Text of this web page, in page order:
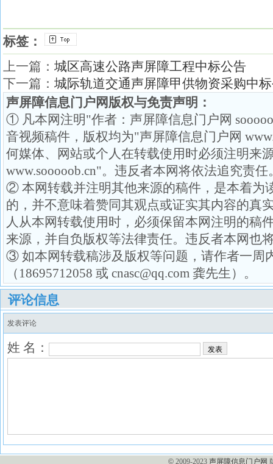
标签：
上一篇： 城区高速公路声屏障工程中标公告
下一篇： 城际轨道交通声屏障甲供物资采购中
声屏障信息门户网版权与免责声明：
① 凡本网注明"作者：声屏障信息门户网
音视频稿件，版权均为"声屏障信息门户网
何媒体、网站或个人在转载使用时必须注明来
www.sooooob.cn"。违反者本网将依法追究责任
② 本网转载并注明其他来源的稿件，是本着为
的，并不意味着赞同其观点或证实其内容的真
人从本网转载使用时，必须保留本网注明的稿
来源，并自负版权等法律责任。违反者本网也
③ 如本网转载稿涉及版权等问题，请作者一周
（18695712058 或 cnasc@qq.com 龚先生）。
评论信息
发表评论
姓 名： 发表
© 2009-2023 声屏障信息门户网